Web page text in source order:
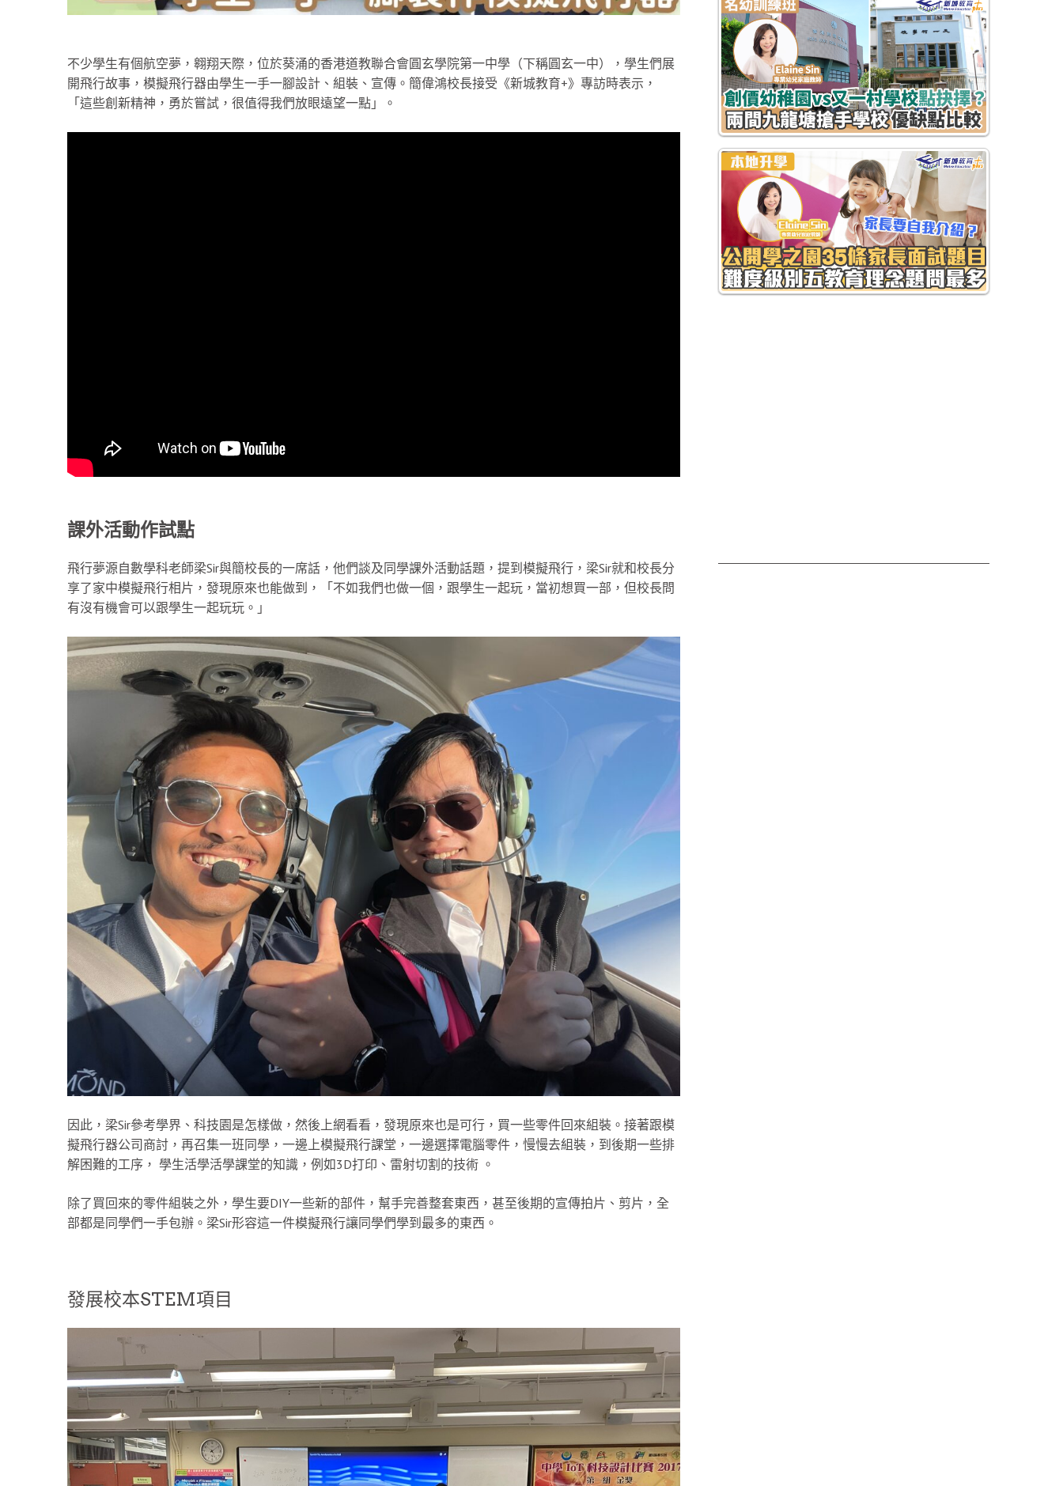
不少學生有個航空夢，翱翔天際，位於葵涌的香港道教聯合會圓玄學院第一中學（下稱圓玄一中），學生們展
開飛行故事，模擬飛行器由學生一手一腳設計、組裝、宣傳。簡偉鴻校長接受《新城教育+》專訪時表示，
「這些創新精神，勇於嘗試，很值得我們放眼遠望一點」。
課外活動作試點
飛行夢源自數學科老師梁Sir與簡校長的一席話，他們談及同學課外活動話題，提到模擬飛行，梁Sir就和校長分
享了家中模擬飛行相片，發現原來也能做到，「不如我們也做一個，跟學生一起玩，當初想買一部，但校長問
有沒有機會可以跟學生一起玩玩。」
因此，梁Sir參考學界、科技園是怎樣做，然後上網看看，發現原來也是可行，買一些零件回來組裝。接著跟模
擬飛行器公司商討，再召集一班同學，一邊上模擬飛行課堂，一邊選擇電腦零件，慢慢去組裝，到後期一些排
解困難的工序， 學生活學活學課堂的知識，例如3D打印、雷射切割的技術 。
除了買回來的零件組裝之外，學生要DIY一些新的部件，幫手完善整套東西，甚至後期的宣傳拍片、剪片，全
部都是同學們一手包辦。梁Sir形容這一件模擬飛行讓同學們學到最多的東西。
發展校本STEM項目